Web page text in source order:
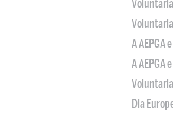
A AEPGA
A AEPGA
Dia